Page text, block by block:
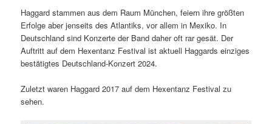
Haggard stammen aus dem Raum München, feiern ihre größten
Erfolge aber jenseits des Atlantiks, vor allem in Mexiko. In
Deutschland sind Konzerte der Band daher oft rar gesät. Der
Auftritt auf dem Hexentanz Festival ist aktuell Haggards einziges
bestätigtes Deutschland-Konzert 2024.
Zuletzt waren Haggard 2017 auf dem Hexentanz Festival zu
sehen.